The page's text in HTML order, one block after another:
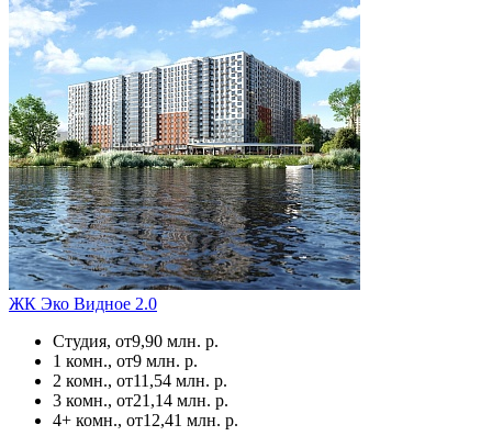
ЖК Эко Видное 2.0
Студия, от9,90 млн. р.
1 комн., от9 млн. р.
2 комн., от11,54 млн. р.
3 комн., от21,14 млн. р.
4+ комн., от12,41 млн. р.